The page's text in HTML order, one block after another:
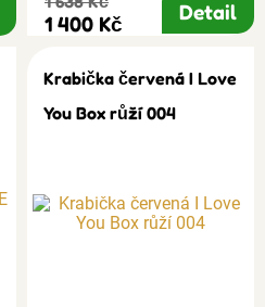
1 400 Kč Detail
Krabička červená I Love
You Box růží 004